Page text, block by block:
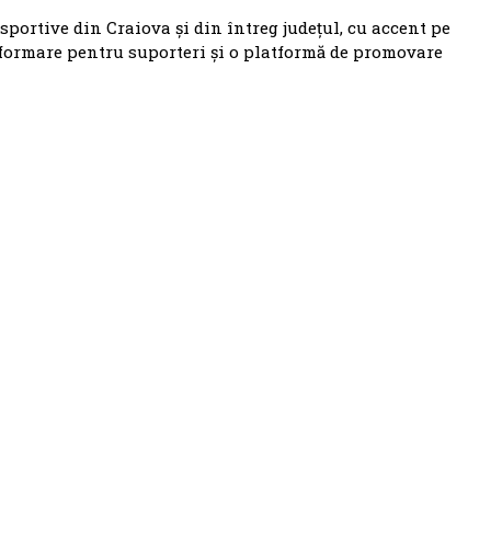
din Craiova și din întreg județul, cu accent pe
pentru suporteri și o platformă de promovare